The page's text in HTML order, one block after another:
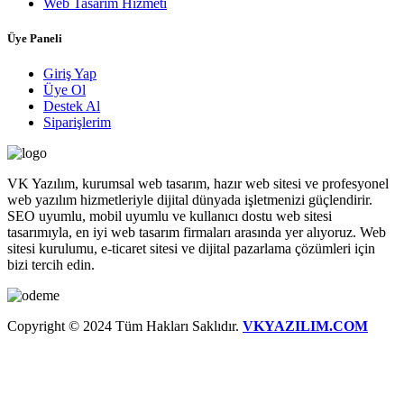
Web Tasarım Hizmeti
Üye Paneli
Giriş Yap
Üye Ol
Destek Al
Siparişlerim
VK Yazılım, kurumsal web tasarım, hazır web sitesi ve profesyonel
web yazılım hizmetleriyle dijital dünyada işletmenizi güçlendirir.
SEO uyumlu, mobil uyumlu ve kullanıcı dostu web sitesi
tasarımıyla, en iyi web tasarım firmaları arasında yer alıyoruz. Web
sitesi kurulumu, e-ticaret sitesi ve dijital pazarlama çözümleri için
bizi tercih edin.
Copyright © 2024 Tüm Hakları Saklıdır. VKYAZILIM.COM